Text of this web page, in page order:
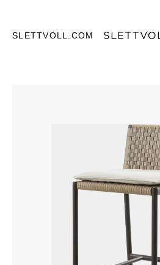
SLETTVOLL.COM